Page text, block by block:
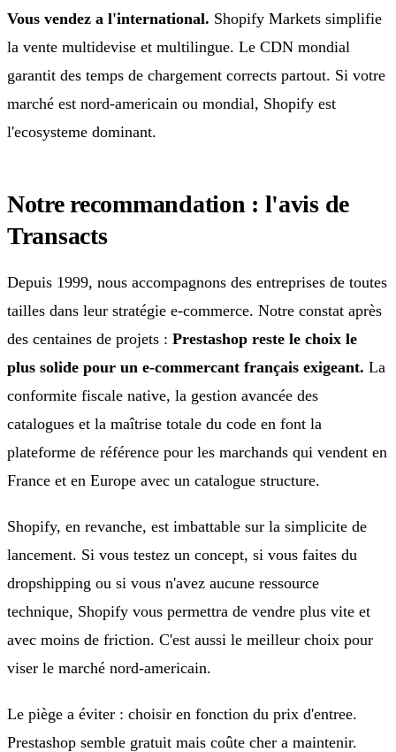
Vous vendez a l'international. Shopify Markets simplifie
la vente multidevise et multilingue. Le CDN mondial
garantit des temps de chargement corrects partout. Si votre
marché est nord-americain ou mondial, Shopify est
l'ecosysteme dominant.
Notre recommandation : l'avis de
Transacts
Depuis 1999, nous accompagnons des entreprises de toutes
tailles dans leur stratégie e-commerce. Notre constat après
des centaines de projets : Prestashop reste le choix le
plus solide pour un e-commercant français exigeant. La
conformite fiscale native, la gestion avancée des
catalogues et la maîtrise totale du code en font la
plateforme de référence pour les marchands qui vendent en
France et en Europe avec un catalogue structure.
Shopify, en revanche, est imbattable sur la simplicite de
lancement. Si vous testez un concept, si vous faites du
dropshipping ou si vous n'avez aucune ressource
technique, Shopify vous permettra de vendre plus vite et
avec moins de friction. C'est aussi le meilleur choix pour
viser le marché nord-americain.
Le piège a éviter : choisir en fonction du prix d'entree.
Prestashop semble gratuit mais coûte cher a maintenir.